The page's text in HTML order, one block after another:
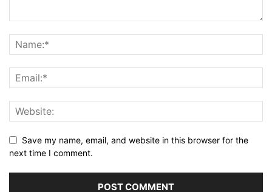
Save my name, email, and website in this browser for the
next time I comment.